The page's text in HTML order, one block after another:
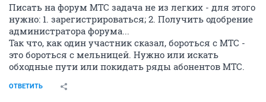
Писать на форум МТС задача не из легких - для этого
нужно: 1. зарегистрироваться; 2. Получить одобрение
администратора форума...
Так что, как один участник сказал, бороться с МТС -
это бороться с мельницей. Нужно или искать
обходные пути или покидать ряды абонентов МТС.
ОТВЕТИТЬ